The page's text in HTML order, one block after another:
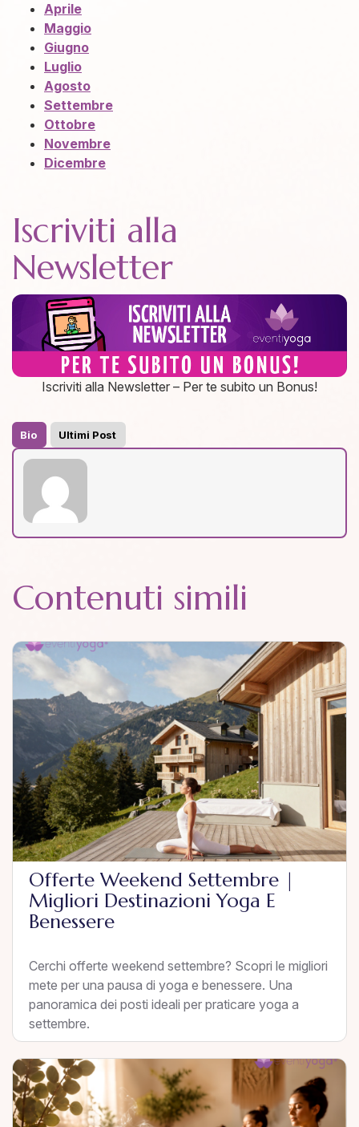
Aprile
Maggio
Giugno
Luglio
Agosto
Settembre
Ottobre
Novembre
Dicembre
Iscriviti alla
Newsletter
Iscriviti alla Newsletter – Per te subito un Bonus!
Bio Ultimi Post
Contenuti simili
Offerte Weekend Settembre |
Migliori Destinazioni Yoga E
Benessere
Cerchi offerte weekend settembre? Scopri le migliori
mete per una pausa di yoga e benessere. Una
panoramica dei posti ideali per praticare yoga a
settembre.